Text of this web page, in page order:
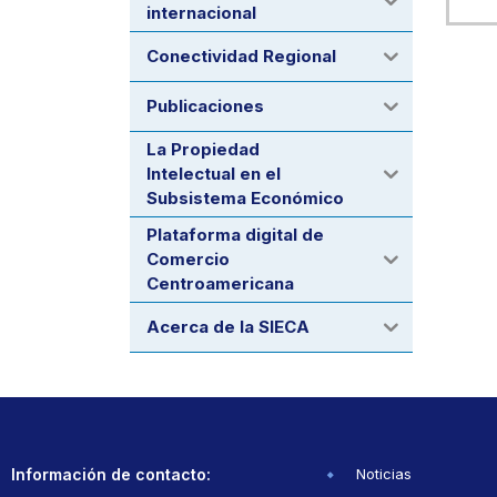
internacional
Conectividad Regional
Publicaciones
La Propiedad
Intelectual en el
Subsistema Económico
Plataforma digital de
Comercio
Centroamericana
Acerca de la SIECA
Información de contacto: Noticias